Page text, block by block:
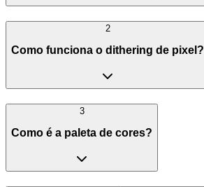
2
Como funciona o dithering de pixel?
3
Como é a paleta de cores?